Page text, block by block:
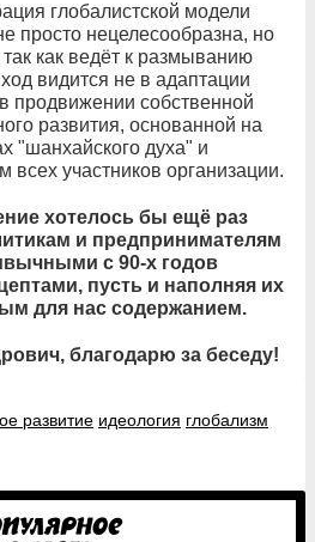
глобалистской модели
просто нецелесообразна, но
так как ведёт к размыванию
видится не в адаптации
продвижении собственной
развития, основанной на
"шанхайского духа" и
участников организации.
хотелось бы ещё раз
и предпринимателям
с 90-х годов
пусть и наполняя их
для нас содержанием.
благодарю за беседу!
развитие идеология глобализм